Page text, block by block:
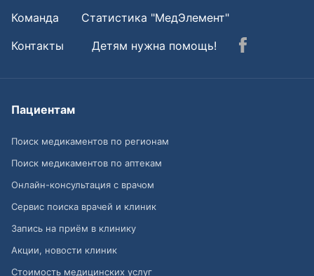
Команда
Статистика "МедЭлемент"
Контакты
Детям нужна помощь!
Пациентам
Поиск медикаментов по регионам
Поиск медикаментов по аптекам
Онлайн-консультация с врачом
Сервис поиска врачей и клиник
Запись на приём в клинику
Акции, новости клиник
Стоимость медицинских услуг